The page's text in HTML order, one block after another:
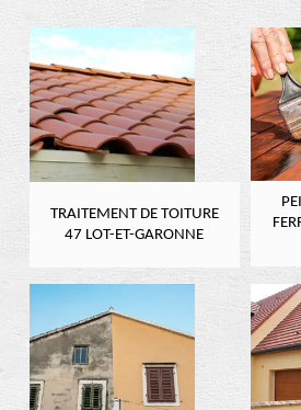
TRAITEMENT DE TOITURE
47 LOT-ET-GARONNE